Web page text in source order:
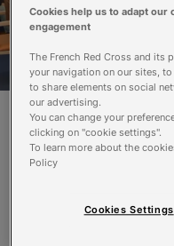
Mardi matin,
de la voix avec
eux pour cette
Cookies help us to adapt our
engagement
The French Red Cross and its
your navigation on our sites,
to share elements on social
our advertising.
You can change your
clicking on "cookie settings".
To learn more about the
Policy
Cookies Settings